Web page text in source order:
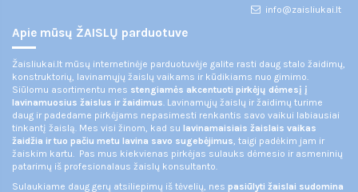
info@zaisliukai.lt
Apie mūsų ŽAISLŲ parduotuve
Žaisliukai.lt mūsų internetinėje parduotuvėje galite rasti daug stalo žaidimų,
konstruktorių, lavinamųjų žaislų vaikams ir kūdikiams nuo gimimo.
Siūlomu asortimentu mes stengiamės akcentuoti pirkėjų dėmesį į
lavinamuosius žaislus ir žaidimus . Lavinamųjų žaislų ir žaidimų turime
daug ir padedame pirkėjams nepasimesti renkantis savo vaikui labiausiai
tinkantį žaislą. Mes visi žinom, kad su lavinamaisiais žaislais vaikas
žaidžia ir tuo pačiu metu lavina savo sugebėjimus , taigi padėkim jam ir
žaiskim kartu. Pas mus kiekvienas pirkėjas sulauks dėmesio ir asmeninių
patarimų iš profesionalaus žaislų konsultanto.
Sulaukiame daug gerų atsiliepimų iš tėvelių, nes pasiūlyti žaislai sudomina